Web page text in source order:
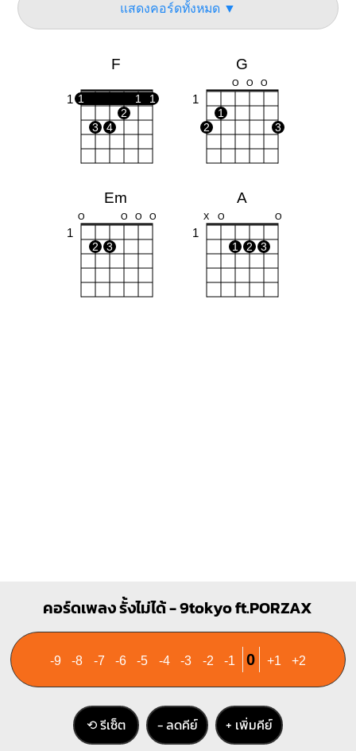
แสดงคอร์ดทั้งหมด ▼
F
1 1 1
1
2
3
4
G
O O O
1
1
2
3
Em
O O O O
1
2 3
A
X O O
1
1 2 3
X O O O
1
คอร์ดเพลง รั้งไม่ได้ - 9tokyo ft.PORZAX
-9 -8 -7 -6 -5 -4 -3 -2 -1 0 +1 +2
⟲ รีเซ็ต − ลดคีย์ + เพิ่มคีย์